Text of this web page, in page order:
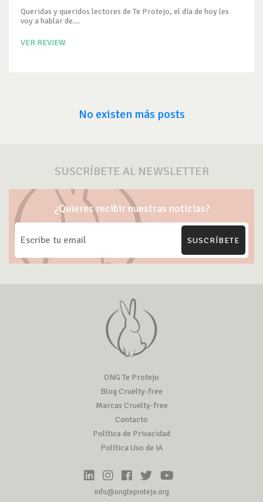
Queridas y queridos lectores de Te Protejo, el día de hoy les
voy a hablar de...
VER REVIEW
No existen más posts
SUSCRÍBETE AL NEWSLETTER
¿Quieres recibir nuestras noticias?
SUSCRÍBETE
ONG Te Protejo
Blog Cruelty-free
Marcas Cruelty-free
Contacto
Política de Privacidad
Política Uso de IA
info@ongteprotejo.org